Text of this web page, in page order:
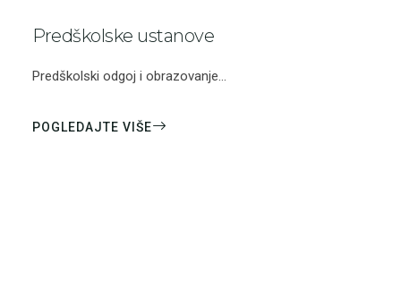
Predškolske ustanove
Predškolski odgoj i obrazovanje...
POGLEDAJTE VIŠE